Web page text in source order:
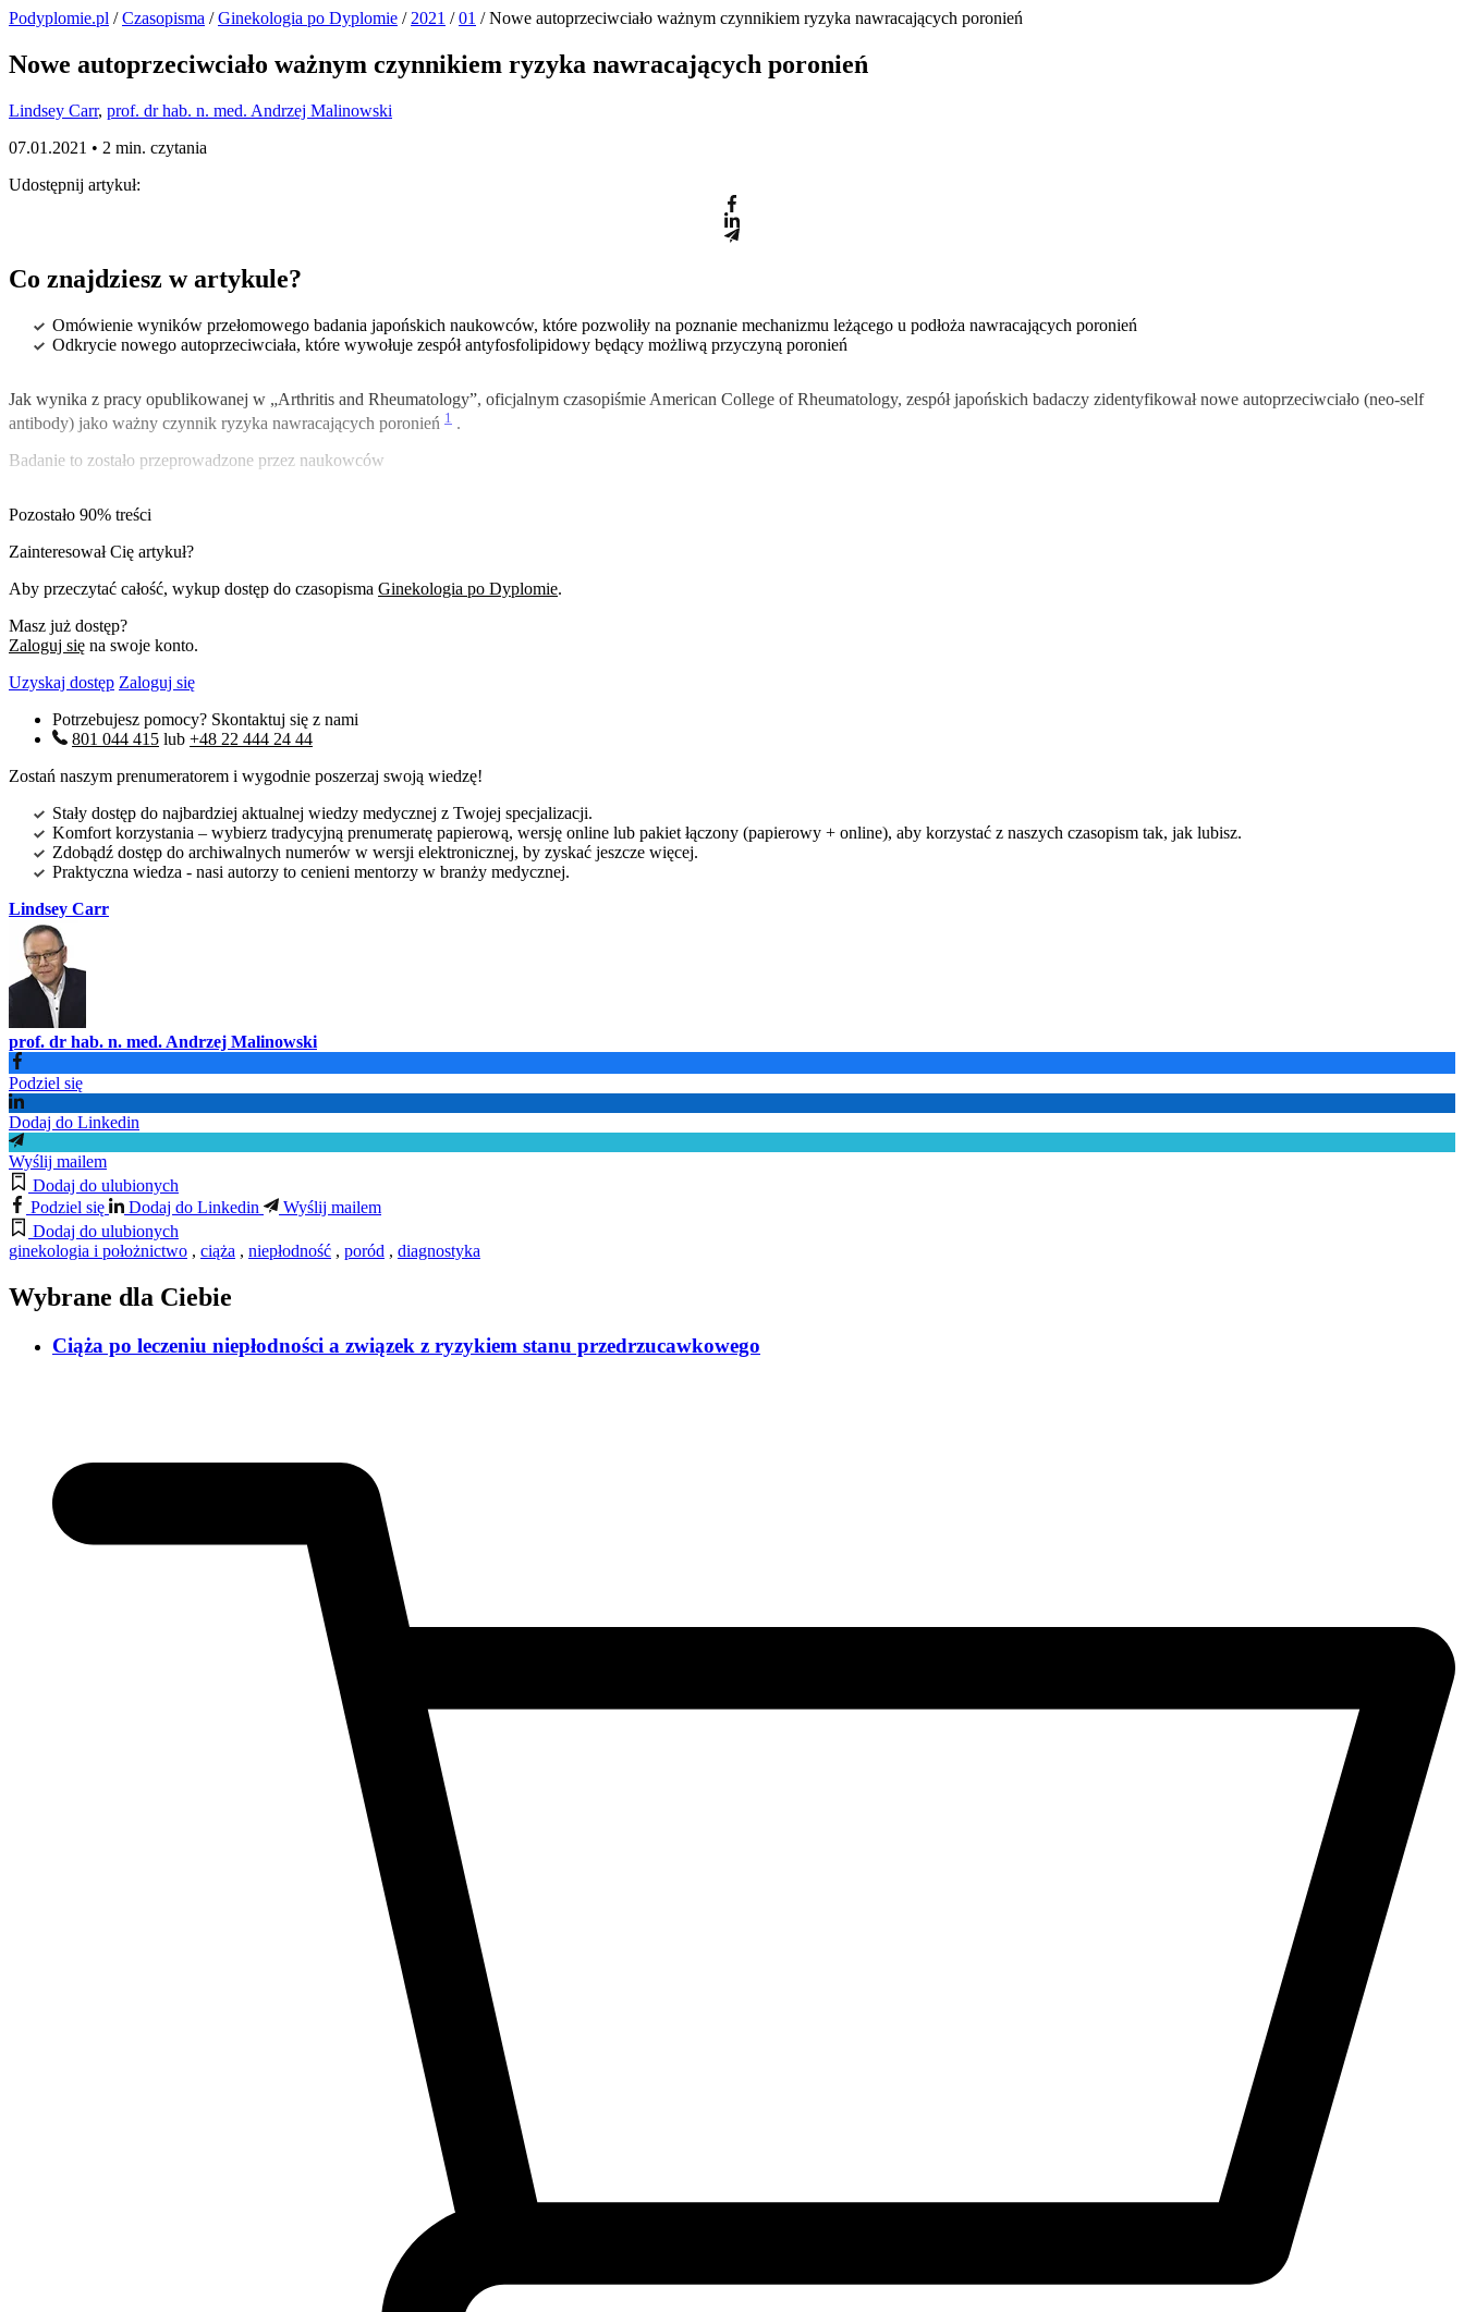
Podyplomie.pl /Czasopisma /Ginekologia po Dyplomie / 2021 /01 / Nowe autoprzeciwciało ważnym czynnikiem ryzyka nawracających poronień
Nowe autoprzeciwciało ważnym czynnikiem ryzyka nawracających poronień
Lindsey Carr, prof. dr hab. n. med. Andrzej Malinowski
07.01.2021 • 2 min. czytania
Udostępnij artykuł:
Co znajdziesz w artykule?
Omówienie wyników przełomowego badania japońskich naukowców, które pozwoliły na poznanie mechanizmu leżącego u podłoża nawracających poronień
Odkrycie nowego autoprzeciwciała, które wywołuje zespół antyfosfolipidowy będący możliwą przyczyną poronień
Jak wynika z pracy opublikowanej w „Arthritis and Rheumatology”, oficjalnym czasopiśmie American College of Rheumatology, zespół japońskich badaczy zidentyfikował nowe autoprzeciwciało (neo-self
antibody) jako ważny czynnik ryzyka nawracających poronień 1 .
Badanie to zostało przeprowadzone przez naukowców
Pozostało 90% treści
Zainteresował Cię artykuł?
Aby przeczytać całość, wykup dostęp do czasopisma Ginekologia po Dyplomie.
Masz już dostęp?
Zaloguj się na swoje konto.
Uzyskaj dostęp Zaloguj się
Potrzebujesz pomocy? Skontaktuj się z nami
801 044 415 lub +48 22 444 24 44
Zostań naszym prenumeratorem i wygodnie poszerzaj swoją wiedzę!
Stały dostęp do najbardziej aktualnej wiedzy medycznej z Twojej specjalizacji.
Komfort korzystania – wybierz tradycyjną prenumeratę papierową, wersję online lub pakiet łączony (papierowy + online), aby korzystać z naszych czasopism tak, jak lubisz.
Zdobądź dostęp do archiwalnych numerów w wersji elektronicznej, by zyskać jeszcze więcej.
Praktyczna wiedza - nasi autorzy to cenieni mentorzy w branży medycznej.
Lindsey Carr
prof. dr hab. n. med. Andrzej Malinowski
Podziel się
Dodaj do Linkedin
Wyślij mailem
Dodaj do ulubionych
Podziel się
Dodaj do Linkedin
Wyślij mailem
Dodaj do ulubionych
ginekologia i położnictwo , ciąża , niepłodność , poród , diagnostyka
Wybrane dla Ciebie
Ciąża po leczeniu niepłodności a związek z ryzykiem stanu przedrzucawkowego